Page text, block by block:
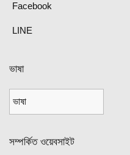
Facebook
LINE
ভাষা
সম্পর্কিত ওয়েবসাইট